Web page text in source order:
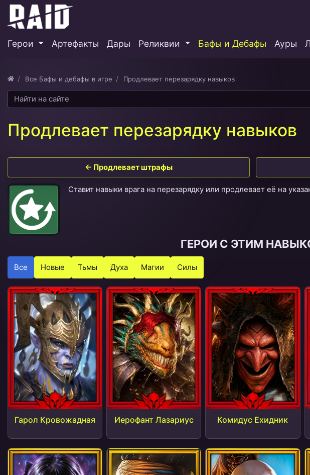
Герои Артефакты Дары Реликвии Бафы и Дебафы Ауры
Все Бафы и дебафы в игре Продлевает перезарядку навыков
Продлевает перезарядку навыков
← Продлевает штрафы
Ставит навыки врага на перезарядку или продлевает её на
ГЕРОИ С ЭТИМ
Все Новые Тьмы Духа Магии Силы
Гарол Кровожадная Иерофант Лазариус Комидус Ехидник